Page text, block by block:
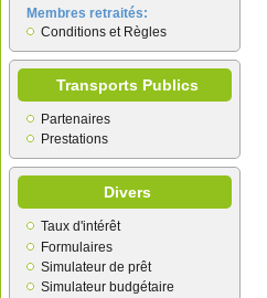
Membres retraités:
Conditions et Règles
Transports Publics
Partenaires
Prestations
Divers
Taux d'intérêt
Formulaires
Simulateur de prêt
Simulateur budgétaire